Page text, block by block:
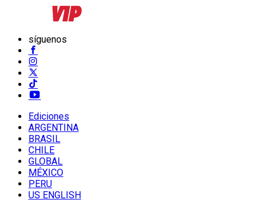
síguenos
Ediciones
ARGENTINA
BRASIL
CHILE
GLOBAL
MÉXICO
PERU
US ENGLISH